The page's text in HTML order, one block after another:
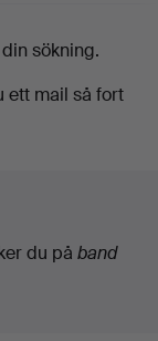
sökning.
ett mail så fort
du på band